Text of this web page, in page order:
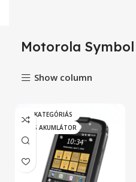
Motorola Symbol
Show column
„B” KATEGÓRIÁS
HIBÁS AKUMLÁTOR